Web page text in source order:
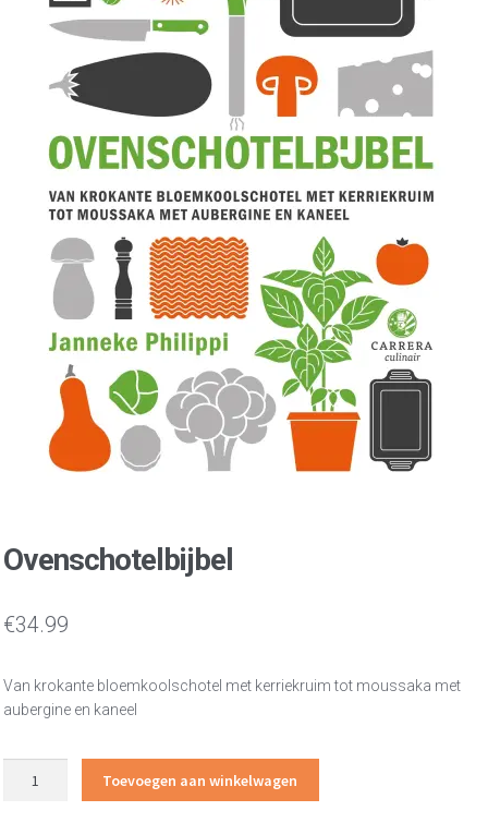
Ovenschotelbijbel
€34.99
Van krokante bloemkoolschotel met kerriekruim tot moussaka met
aubergine en kaneel
Toevoegen aan winkelwagen